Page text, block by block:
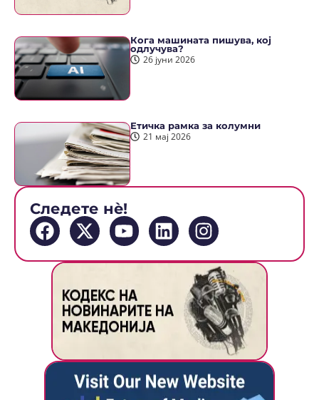
Кога машината пишува, кој
одлучува?
26 јуни 2026
Етичка рамка за колумни
21 мај 2026
Следете нè!